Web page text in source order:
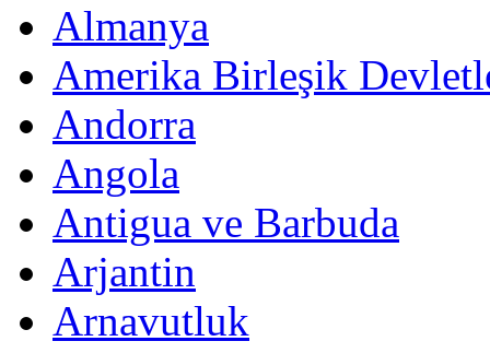
Almanya
Amerika Birleşik
Andorra
Angola
Antigua ve Barbuda
Arjantin
Arnavutluk